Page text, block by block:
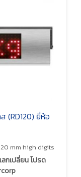
(RD120) ยี่ห้อ
mm high digits
กเปลี่ยน โปรด